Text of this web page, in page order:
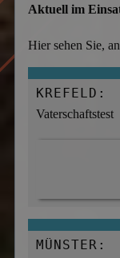
Aktuell im
Hier sehen Sie,
KREFELD:
Vaterschaftstest
MÜNSTER: